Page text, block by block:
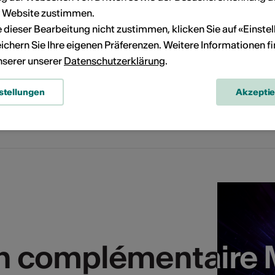
r
es für verschiedene
complémentaire
complémentaire
Website zustimmen.
dieser Bearbeitung nicht zustimmen, klicken Sie auf
Sie Ihre eigenen Präferenzen. Weitere Informationen
unserer Datenschutzerklärung.